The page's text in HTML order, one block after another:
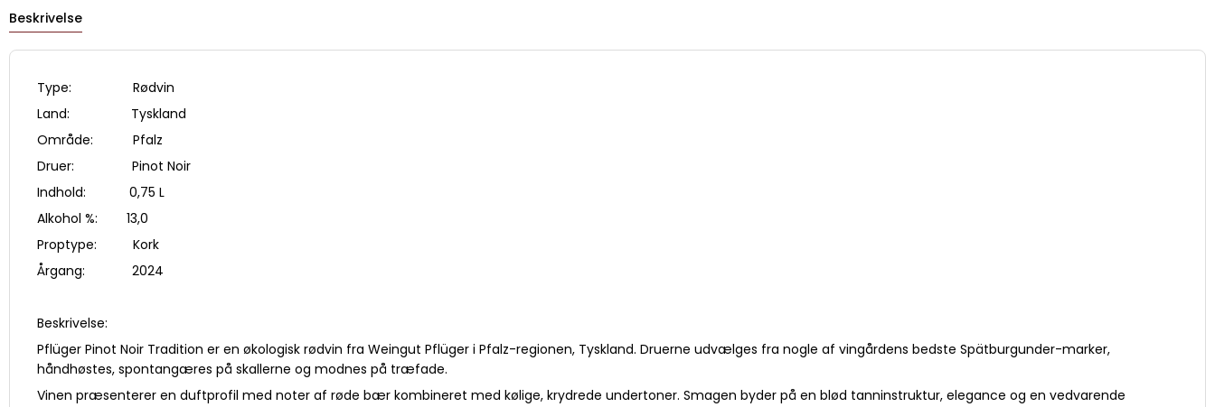
Beskrivelse
Type: Rødvin
Land: Tyskland
Område: Pfalz
Druer: Pinot Noir
Indhold: 0,75 L
Alkohol %: 13,0
Proptype: Kork
Årgang: 2024
Beskrivelse:
​Pflüger Pinot Noir Tradition er en økologisk rødvin fra Weingut Pflüger i Pfalz-regionen, Tyskland. Druerne udvælges fra nogle af vingårdens bedste Spätburgunder-marker,
håndhøstes, spontangæres på skallerne og modnes på træfade. ​
Vinen præsenterer en duftprofil med noter af røde bær kombineret med kølige, krydrede undertoner. Smagen byder på en blød tanninstruktur, elegance og en vedvarende